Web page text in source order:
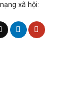
xã hội: